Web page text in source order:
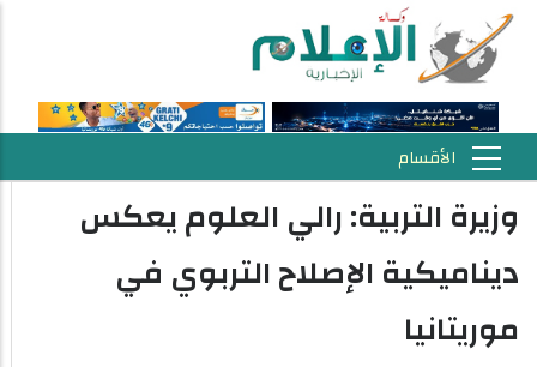
وزيرة التربية: رالي العلوم يعكس
ديناميكية الإصلاح التربوي في
موريتانيا